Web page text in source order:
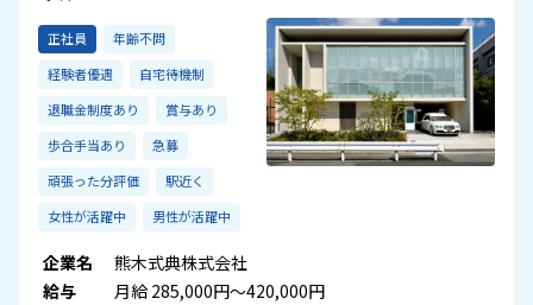
正社員
年齢不問
経験者優遇
自宅待機制
退職金制度あり
賞与あり
歩合手当あり
急募
頑張った分評価
駅近く
女性が活躍中
男性が活躍中
企業名
熊木式典株式会社
給与
月給 285,000円～420,000円